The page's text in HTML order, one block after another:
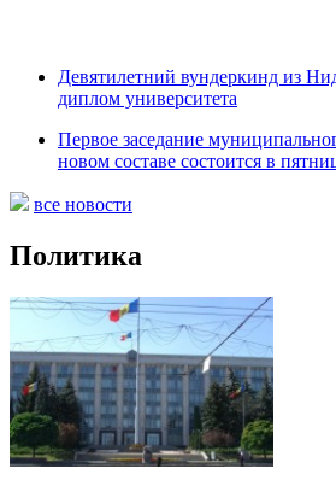
Девятилетний вундеркинд из
диплом университета
Первое заседание
новом составе состоится в
все новости
Политика